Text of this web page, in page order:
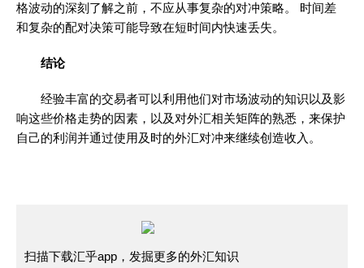
格波动的深刻了解之前，不应从事复杂的对冲策略。 时间差
和复杂的配对决策可能导致在短时间内快速丢失。
结论
经验丰富的交易者可以利用他们对市场波动的知识以及影
响这些价格走势的因素，以及对外汇相关矩阵的熟悉，来保护
自己的利润并通过使用及时的外汇对冲来继续创造收入。
扫描下载汇乎app，发掘更多的外汇知识